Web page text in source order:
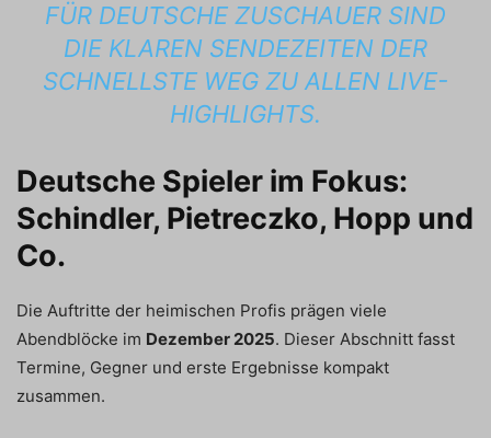
FÜR DEUTSCHE ZUSCHAUER SIND
DIE KLAREN SENDEZEITEN DER
SCHNELLSTE WEG ZU ALLEN LIVE-
HIGHLIGHTS.
Deutsche Spieler im Fokus:
Schindler, Pietreczko, Hopp und
Co.
Die Auftritte der heimischen Profis prägen viele
Abendblöcke im Dezember 2025. Dieser Abschnitt fasst
Termine, Gegner und erste Ergebnisse kompakt
zusammen.